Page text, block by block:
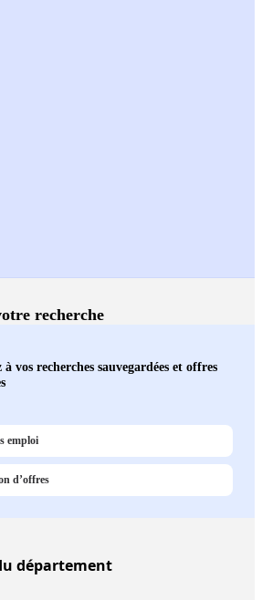
recherche
à vos recherches sauvegardées et offres
emploi
d’offres
département